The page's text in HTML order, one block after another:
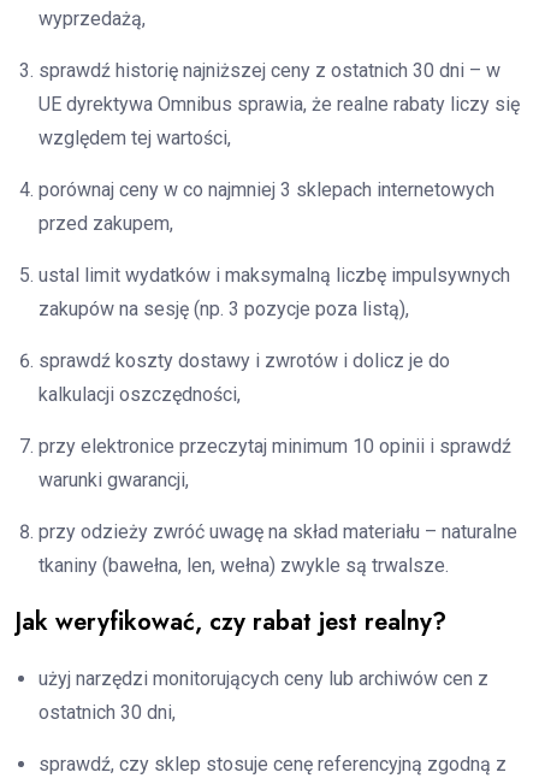
wyprzedażą,
sprawdź historię najniższej ceny z ostatnich 30 dni – w
UE dyrektywa Omnibus sprawia, że realne rabaty liczy się
względem tej wartości,
porównaj ceny w co najmniej 3 sklepach internetowych
przed zakupem,
ustal limit wydatków i maksymalną liczbę impulsywnych
zakupów na sesję (np. 3 pozycje poza listą),
sprawdź koszty dostawy i zwrotów i dolicz je do
kalkulacji oszczędności,
przy elektronice przeczytaj minimum 10 opinii i sprawdź
warunki gwarancji,
przy odzieży zwróć uwagę na skład materiału – naturalne
tkaniny (bawełna, len, wełna) zwykle są trwalsze.
Jak weryfikować, czy rabat jest realny?
użyj narzędzi monitorujących ceny lub archiwów cen z
ostatnich 30 dni,
sprawdź, czy sklep stosuje cenę referencyjną zgodną z